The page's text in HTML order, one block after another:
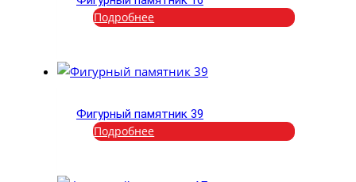
Подробнее
Фигурный памятник 39
Подробнее